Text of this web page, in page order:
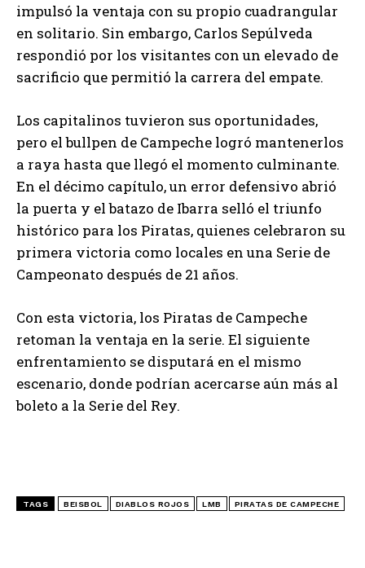
impulsó la ventaja con su propio cuadrangular
en solitario. Sin embargo, Carlos Sepúlveda
respondió por los visitantes con un elevado de
sacrificio que permitió la carrera del empate.
Los capitalinos tuvieron sus oportunidades,
pero el bullpen de Campeche logró mantenerlos
a raya hasta que llegó el momento culminante.
En el décimo capítulo, un error defensivo abrió
la puerta y el batazo de Ibarra selló el triunfo
histórico para los Piratas, quienes celebraron su
primera victoria como locales en una Serie de
Campeonato después de 21 años.
Con esta victoria, los Piratas de Campeche
retoman la ventaja en la serie. El siguiente
enfrentamiento se disputará en el mismo
escenario, donde podrían acercarse aún más al
boleto a la Serie del Rey.
TAGS BEISBOL DIABLOS ROJOS LMB PIRATAS DE CAMPECHE